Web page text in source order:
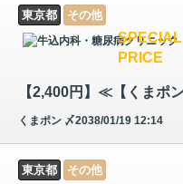
東京都 その他
SPECIAL
PRICE
くまポン 〆2038/01/19 12:14
東京都 その他